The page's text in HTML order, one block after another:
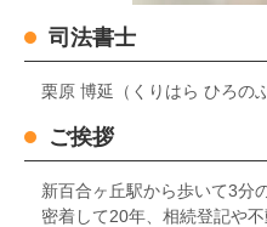
司法書士
栗原 博延（くりはら ひろのぶ
ご挨拶
新百合ヶ丘駅から歩いて3分
密着して20年、相続登記や